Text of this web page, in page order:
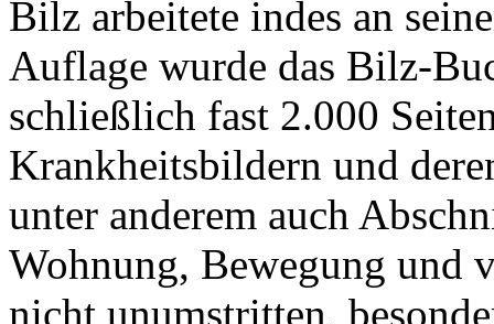
Bilz arbeitete indes an
Auflage wurde das Bilz-
schließlich fast 2.000
Krankheitsbildern und
unter anderem auch
Wohnung, Bewegung und
nicht unumstritten,